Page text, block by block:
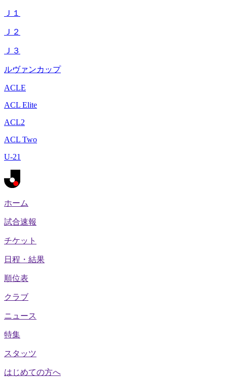
Ｊ１
Ｊ２
Ｊ３
ルヴァンカップ
ACLE
ACL Elite
ACL2
ACL Two
U-21
ホーム
試合速報
チケット
日程・結果
順位表
クラブ
ニュース
特集
スタッツ
はじめての方へ